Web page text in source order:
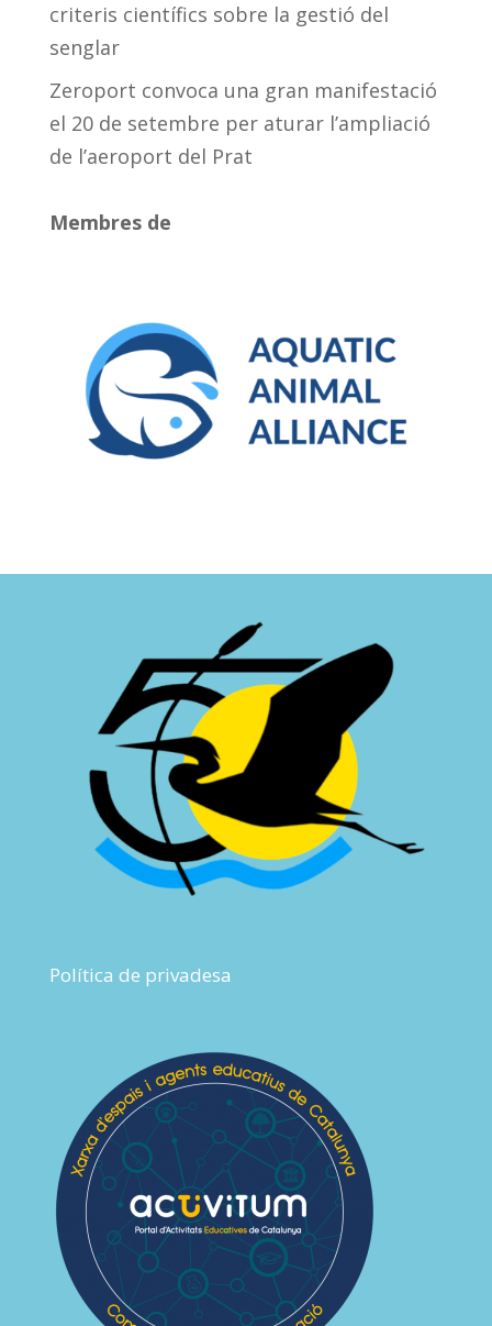
criteris científics sobre la gestió del
senglar
Zeroport convoca una gran manifestació
el 20 de setembre per aturar l’ampliació
de l’aeroport del Prat
Membres de
Política de privadesa